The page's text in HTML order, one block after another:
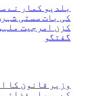
بلدیو کمار نے
کی بات سستی
کزن امرجیت
گفتگو
وزیر قانون کا